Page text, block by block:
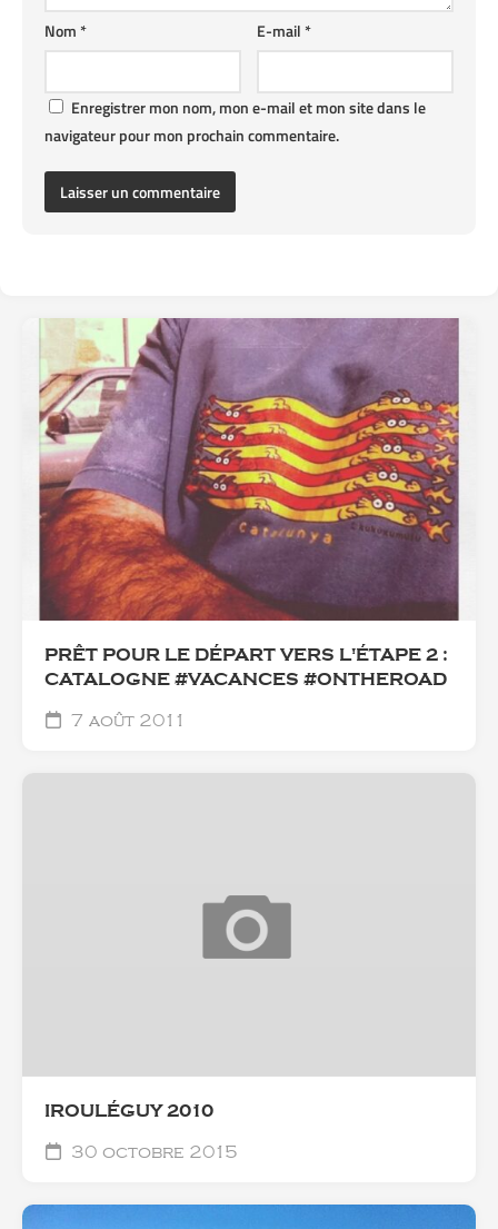
E-mail*
Nom*
Enregistrer mon nom, mon e-mail et mon site dans le
navigateur pour mon prochain commentaire.
PRÊT POUR LE DÉPART VERS L'ÉTAPE 2 :
CATALOGNE #VACANCES #ONTHEROAD
7 août 2011
IROULÉGUY 2010
30 octobre 2015